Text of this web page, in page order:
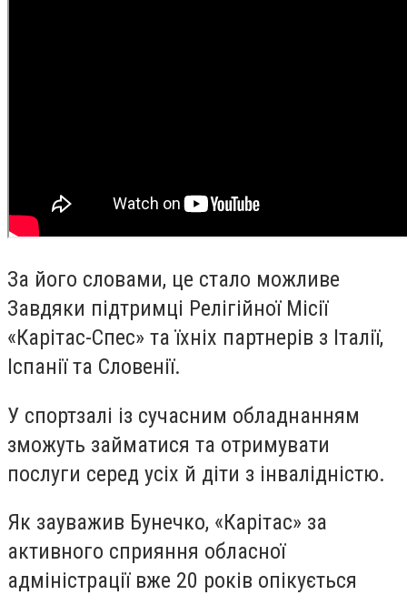
За його словами, це стало можливе
Завдяки підтримці Релігійної Місії
«Карітас-Спес» та їхніх партнерів з Італії,
Іспанії та Словенії.
У спортзалі із сучасним обладнанням
зможуть займатися та отримувати
послуги серед усіх й діти з інвалідністю.
Як зауважив Бунечко, «Карітас» за
активного сприяння обласної
адміністрації вже 20 років опікується